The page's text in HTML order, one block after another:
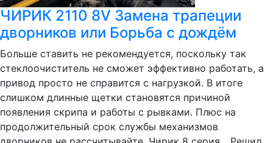
ЧИРИК 2110 8V Замена трапеции
дворников или Борьба с дождём
Больше ставить не рекомендуется, поскольку так
стеклоочиститель не сможет эффективно работать, а
привод просто не справится с нагрузкой. В итоге
слишком длинные щетки становятся причиной
появления скрипа и работы с рывками. Плюс на
продолжительный срок службы механизмов